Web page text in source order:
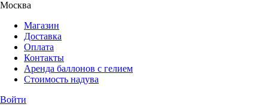
Москва
Магазин
Доставка
Оплата
Контакты
Аренда баллонов с гелием
Стоимость надува
Войти